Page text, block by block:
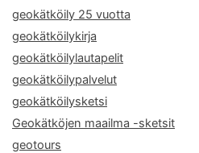
geokätköily 25 vuotta
geokätköilykirja
geokätköilylautapelit
geokätköilypalvelut
geokätköilysketsi
Geokätköjen maailma -sketsit
geotours